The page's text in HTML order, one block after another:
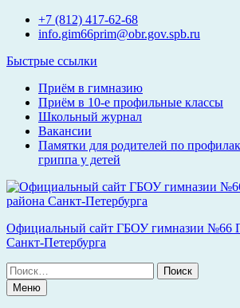
Перейти+7 (812) 417-62-68
info.gim66prim@obr.gov.spb.ru
Быстрые ссылки
Приём в гимназию
Приём в 10-е профильные классы
Школьный журнал
Вакансии
Памятки для родителей по
гриппа у детей
Официальный сайт ГБОУ гимназии №66
Санкт-Петербурга
Поиск
по:Меню